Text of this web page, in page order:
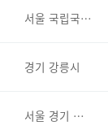
서울 국립국…
경기 강릉시
서울 경기 …